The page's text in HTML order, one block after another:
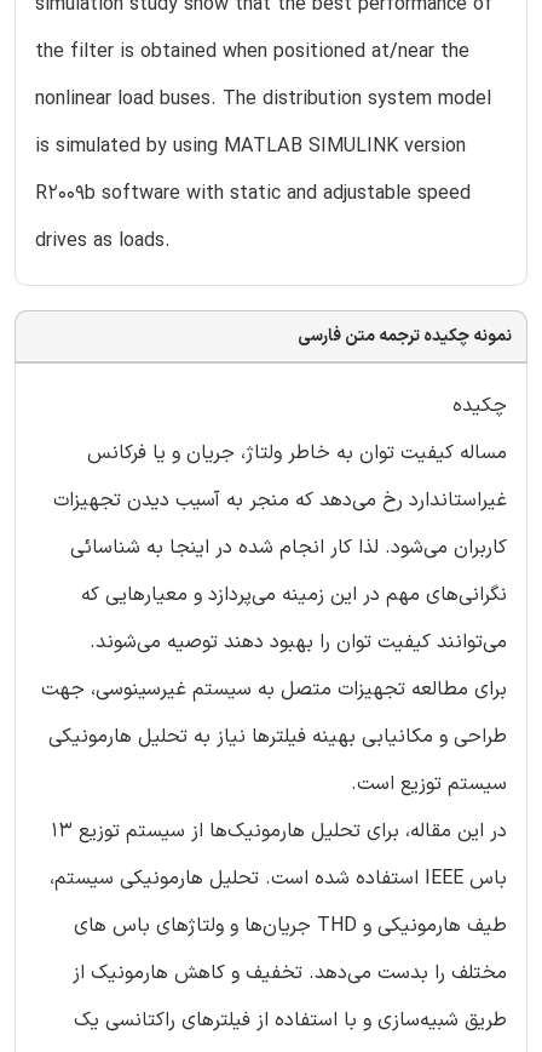
the filter is obtained when positioned at/near the
nonlinear load buses. The distribution system model
is simulated by using MATLAB SIMULINK version
R2009b software with static and adjustable speed
drives as loads.
نمونه چکیده ترجمه متن فارسی
چکیده
مساله کیفیت توان به خاطر ولتاژ، جریان و یا فرکانس
غیراستاندارد رخ می‌دهد که منجر به آسیب دیدن تجهیزات
کاربران می‌شود. لذا کار انجام شده در اینجا به شناسائی
نگرانی‌های مهم در این زمینه می‌پردازد و معیارهایی که
می‌توانند کیفیت توان را بهبود دهند توصیه می‌شوند.
برای مطالعه تجهیزات متصل به سیستم غیرسینوسی، جهت
طراحی و مکانیابی بهینه فیلترها نیاز به تحلیل هارمونیکی
سیستم توزیع است.
در این مقاله، برای تحلیل هارمونیک‌ها از سیستم توزیع 13
باس IEEE استفاده شده است. تحلیل هارمونیکی سیستم،
طیف هارمونیکی و THD جریان‌ها و ولتاژهای باس های
مختلف را بدست می‌دهد. تخفیف و کاهش هارمونیک‌ از
طریق شبیه‌سازی و با استفاده از فیلترهای راکتانسی یک